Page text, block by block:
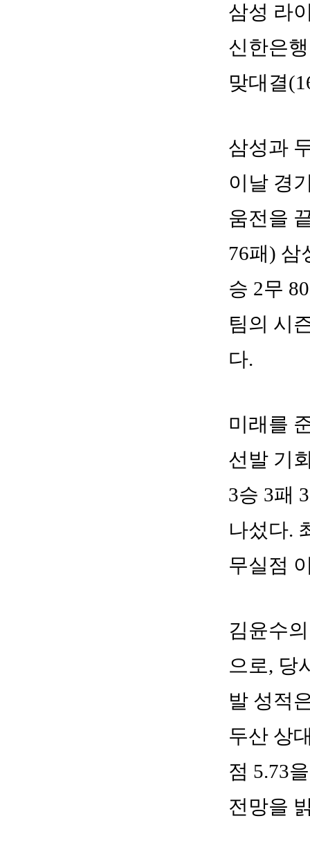
삼성 라
신한은
맞대결
삼성과
이날 경
움전을
76패) 삼
승 2무
팀의 시
다.
미래를
선발 기
3승 3패
나섰다.
무실점
김윤수
으로, 당
발 성적
두산 상
점 5.73
전망을